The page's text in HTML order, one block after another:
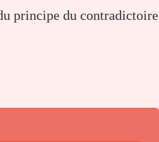
principe du contradictoire